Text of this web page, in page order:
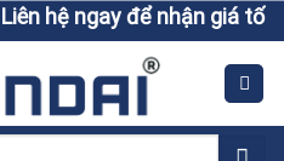
Liên hệ ngay để nhận giá tốt